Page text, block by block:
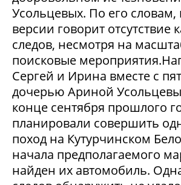
Усольцевых. По его словам,
версии говорит отсутствие
следов, несмотря на
поисковые
Сергей и Ирина вместе с
дочерью Ариной
конце сентября прошлого
планировали совершить
поход на Кутурчинском
начала предполагаемого
найден их автомобиль.